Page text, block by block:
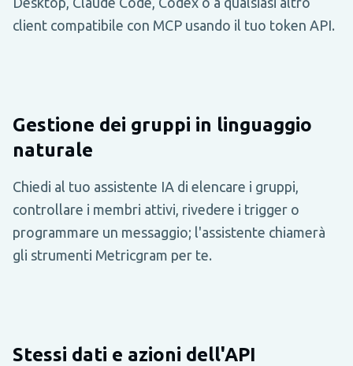
client compatibile con MCP usando il tuo token API.
Gestione dei gruppi in linguaggio
naturale
Chiedi al tuo assistente IA di elencare i gruppi,
controllare i membri attivi, rivedere i trigger o
programmare un messaggio; l'assistente chiamerà
gli strumenti Metricgram per te.
Stessi dati e azioni dell'API